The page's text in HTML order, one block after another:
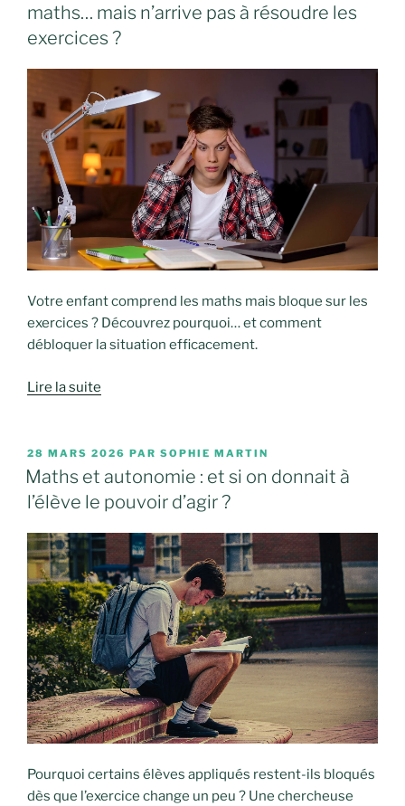
maths… mais n’arrive pas à résoudre les
exercices ?
Votre enfant comprend les maths mais bloque sur les
exercices ? Découvrez pourquoi… et comment
débloquer la situation efficacement.
Lire la suite
PUBLIÉ
LE
28 MARS 2026 PAR SOPHIE MARTIN
Maths et autonomie : et si on donnait à
l’élève le pouvoir d’agir ?
Pourquoi certains élèves appliqués restent-ils bloqués
dès que l’exercice change un peu ? Une chercheuse